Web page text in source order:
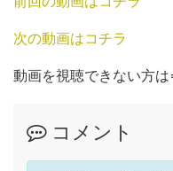
次の動画はコチラ
動画を視聴できない方
コメント